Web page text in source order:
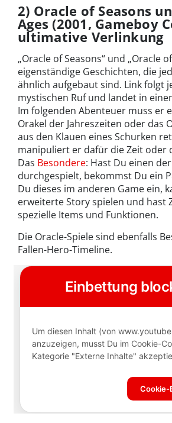
2) Oracle of Seasons
Ages (2001, Gameboy
ultimative Verlinkung
„Oracle of Seasons“ und „Oracle
eigenständige Geschichten, die
ähnlich aufgebaut sind. Link folgt
mystischen Ruf und landet in
Im folgenden Abenteuer muss er
Orakel der Jahreszeiten oder das
aus den Klauen eines Schurken
manipuliert er dafür die Zeit oder
Das Besondere: Hast Du einen
durchgespielt, bekommst Du ein
Du dieses im anderen Game ein,
erweiterte Story spielen und hast
spezielle Items und Funktionen.
Die Oracle-Spiele sind ebenfalls
Fallen-Hero-Timeline.